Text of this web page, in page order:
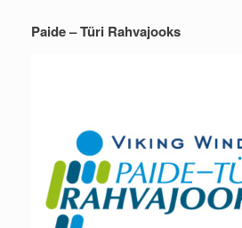
Paide – Türi Rahvajooks